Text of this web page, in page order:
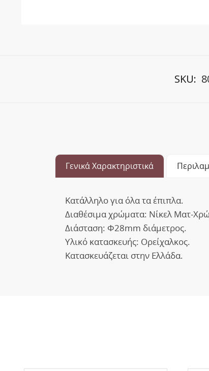
SKU:
Γενικά Χαρακτηριστικά
Κατάλληλο για όλα τα έπιπλα.
Διαθέσιμα χρώματα: Νίκελ Ματ-
Διάσταση: Φ28mm διάμετρος.
Υλικό κατασκευής: Ορείχαλκος.
Κατασκευάζεται στην Ελλάδα.